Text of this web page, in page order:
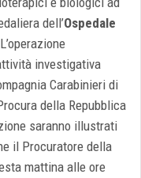
dell’Ospedale
investigativa
Carabinieri di
della Repubblica
saranno illustrati
il Procuratore della
mattina alle ore